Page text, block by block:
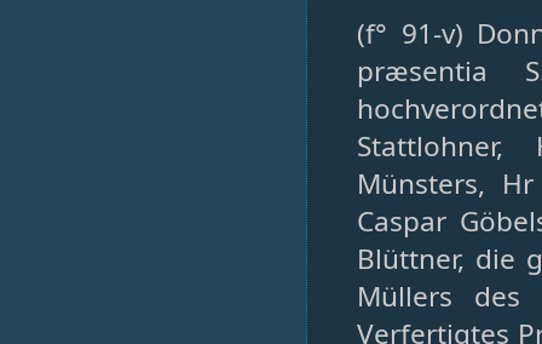
(f° 91-v)
præsentia
Münsters,
Caspar
Blüttner, die
Müllers des
Verfertigtes